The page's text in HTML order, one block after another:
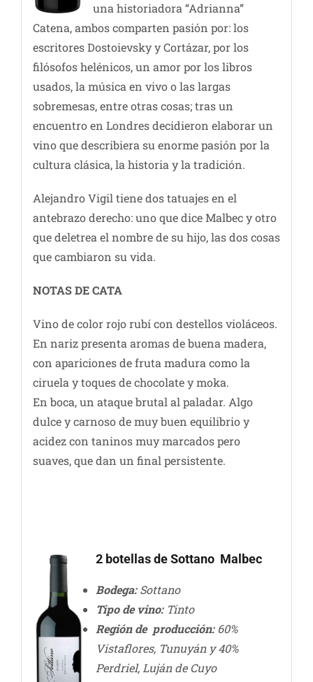
una historiadora “Adrianna”
Catena, ambos comparten pasión por: los
escritores Dostoievsky y Cortázar, por los
filósofos helénicos, un amor por los libros
usados, la música en vivo o las largas
sobremesas, entre otras cosas; tras un
encuentro en Londres decidieron elaborar un
vino que describiera su enorme pasión por la
cultura clásica, la historia y la tradición.
Alejandro Vigil tiene dos tatuajes en el
antebrazo derecho: uno que dice Malbec y otro
que deletrea el nombre de su hijo, las dos cosas
que cambiaron su vida.
NOTAS DE CATA
Vino de color rojo rubí con destellos violáceos.
En nariz presenta aromas de buena madera,
con apariciones de fruta madura como la
ciruela y toques de chocolate y moka.
En boca, un ataque brutal al paladar. Algo
dulce y carnoso de muy buen equilibrio y
acidez con taninos muy marcados pero
suaves, que dan un final persistente.
2 botellas de Sottano Malbec
Bodega:Sottano
Tipo de vino:Tinto
Región de producción:60%
Vistaflores, Tunuyán y 40%
Perdriel, Luján de Cuyo